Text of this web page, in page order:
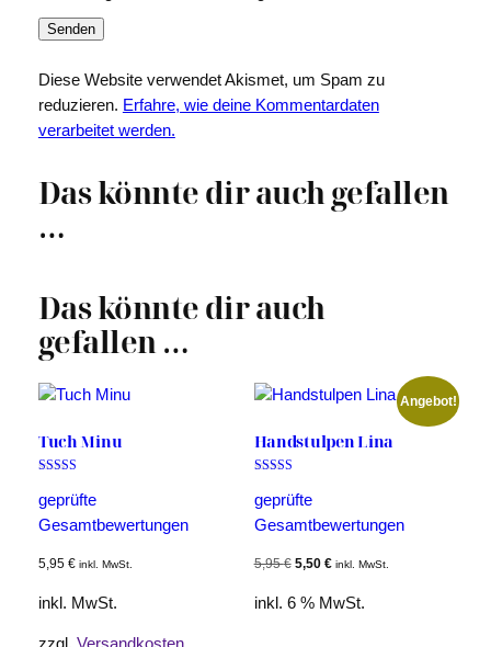
Diese Website verwendet Akismet, um Spam zu
reduzieren. Erfahre, wie deine Kommentardaten
verarbeitet werden.
Das könnte dir auch gefallen
…
Das könnte dir auch
gefallen …
Tuch Minu
5.00
von 5
geprüfte
Gesamtbewertungen
5,95 € inkl. MwSt.
inkl. MwSt.
Angebot!
Handstulpen Lina
5.00
von 5
geprüfte
Gesamtbewertungen
5,95€ Ursprünglicher
war:
5,50 €Aktueller
ist:
inkl. MwSt.
inkl. 6 % MwSt.